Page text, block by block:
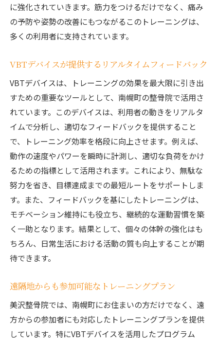
に強化されていきます。筋力をつけるだけでなく、痛み
の予防や姿勢の改善にもつながるこのトレーニングは、
多くの利用者に支持されています。
VBTデバイスが提供するリアルタイムフィードバック
VBTデバイスは、トレーニングの効果を最大限に引き出
すための重要なツールとして、南幌町の整骨院で活用さ
れています。このデバイスは、利用者の動きをリアルタ
イムで分析し、適切なフィードバックを提供すること
で、トレーニング効率を格段に向上させます。例えば、
動作の速度やパワーを瞬時に計測し、適切な負荷をかけ
るための指標として活用されます。これにより、無駄な
努力を省き、目標達成までの最短ルートをサポートしま
す。また、フィードバックを基にしたトレーニングは、
モチベーション維持にも役立ち、継続的な運動習慣を築
く一助となります。結果として、個々の体幹の強化はも
ちろん、日常生活における活動の質も向上することが期
待できます。
遠隔地からも参加可能なトレーニングプラン
美沢整骨院では、南幌町にお住まいの方だけでなく、遠
方からの参加者にも対応したトレーニングプランを提供
しています。特にVBTデバイスを活用したプログラム